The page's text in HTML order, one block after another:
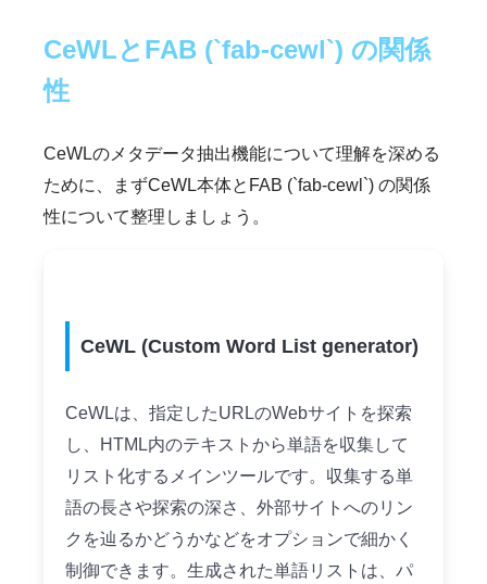
CeWLとFAB (`fab-cewl`) の関係
性
CeWLのメタデータ抽出機能について理解を深める
ために、まずCeWL本体とFAB (`fab-cewl`) の関係
性について整理しましょう。
CeWL (Custom Word List generator)
CeWLは、指定したURLのWebサイトを探索
し、HTML内のテキストから単語を収集して
リスト化するメインツールです。収集する単
語の長さや探索の深さ、外部サイトへのリン
クを辿るかどうかなどをオプションで細かく
制御できます。生成された単語リストは、パ